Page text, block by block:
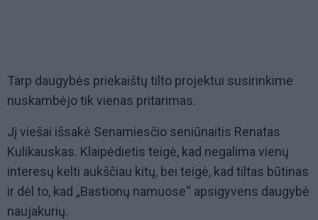
Tarp daugybės priekaištų tilto projektui susirinkime
nuskambėjo tik vienas pritarimas.
Jį viešai išsakė Senamiesčio seniūnaitis Renatas
Kulikauskas. Klaipėdietis teigė, kad negalima vienų
interesų kelti aukščiau kitų, bei teigė, kad tiltas būtinas
ir dėl to, kad „Bastionų namuose“ apsigyvens daugybė
naujakurių.